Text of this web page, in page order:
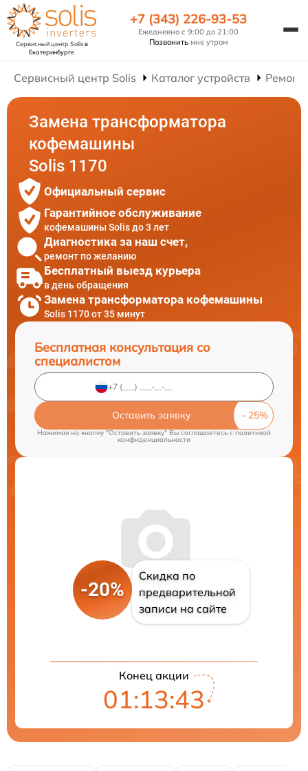
Сервисный центр Solisв
Екатеринбурге
+7 (343) 226-93-53
Ежедневно с 9:00 до 21:00
Позвонить мне утром
Сервисный центр Solis Каталог устройств
Замена трансформатора
кофемашины
Solis 1170
Официальный сервис
Гарантийное обслуживание
кофемашины Solis до 3 лет
Диагностика за наш счет,
ремонт по желанию
Бесплатный выезд курьера
в день обращения
Замена трансформатора кофемашины
Solis 1170 от 35 минут
Бесплатная консультация со
специалистом
Оставить заявку
Нажимая на кнопку "Оставить заявку" Вы соглашаетесь cполитикой
конфиденциальности
-20%
Скидка по
предварительной
записи на сайте
Конец акции
01:13:42